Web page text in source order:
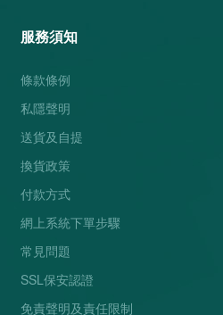
服務須知
條款條例
私隱聲明
送貨及自提
換貨政策
付款方式
網上系統下單步驟
常見問題
SSL保安認證
免責聲明及責任限制